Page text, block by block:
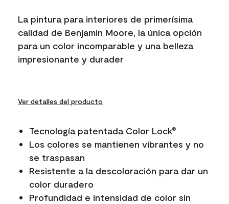
link.
La pintura para interiores de primerísima
calidad de Benjamin Moore, la única opción
para un color incomparable y una belleza
impresionante y durader
Ver detalles del producto
Tecnología patentada Color Lock®
Los colores se mantienen vibrantes y no
se traspasan
Resistente a la descoloración para dar un
color duradero
Profundidad e intensidad de color sin